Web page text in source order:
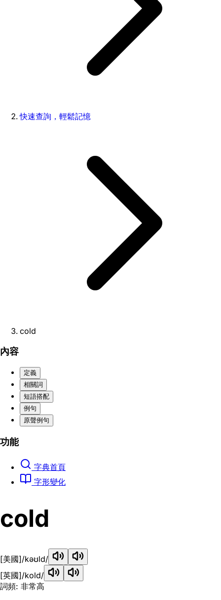
快速查詢，輕鬆記憶
cold
內容
定義
相關詞
短語搭配
例句
原聲例句
功能
字典首頁
字形變化
cold
[美國]/kəʊld/
[英國]/kold/
詞頻: 非常高